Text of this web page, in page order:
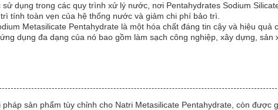
dụng trong các quy trình xử lý nước, nơi Pentahydrates Sodium
tính toàn vẹn của hệ thống nước và giảm chi phí bảo trì.
Metasilicate Pentahydrate là một hóa chất đáng tin cậy và hiệu
dụng đa dạng của nó bao gồm làm sạch công nghiệp, xây dựng,
pháp sản phẩm tùy chỉnh cho Natri Metasilicate Pentahydrate, còn